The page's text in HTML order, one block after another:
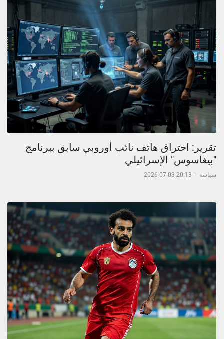
تقرير: اختراق هاتف نائب أوروبي سابق ببرنامج
"بيغاسوس" الإسرائيلي
سياسة -
20:13 03-07-2026